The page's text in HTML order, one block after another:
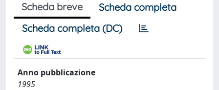
Scheda breve
Scheda completa
Scheda completa (DC)
Anno pubblicazione
1995